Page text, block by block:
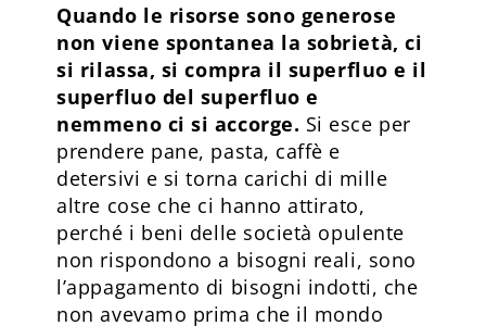
Quando le risorse sono generose
non viene spontanea la sobrietà, ci
si rilassa, si compra il superfluo e il
superfluo del superfluo e
nemmeno ci si accorge. Si esce per
prendere pane, pasta, caffè e
detersivi e si torna carichi di mille
altre cose che ci hanno attirato,
perché i beni delle società opulente
non rispondono a bisogni reali, sono
l’appagamento di bisogni indotti, che
non avevamo prima che il mondo